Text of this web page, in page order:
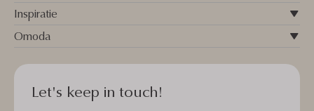
Inspiratie
Omoda
Let's keep in touch!